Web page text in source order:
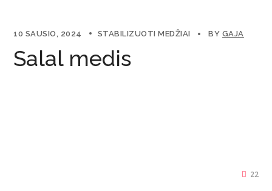
10 SAUSIO, 2024 STABILIZUOTI MEDŽIAI BY GAJA
Salal medis
22